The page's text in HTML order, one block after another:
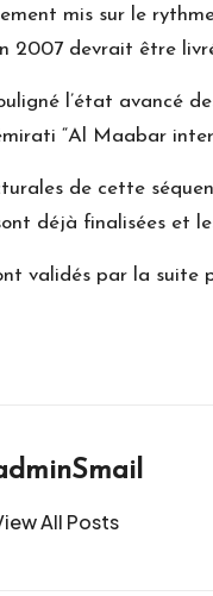
mis sur le
2007 devrait être
l’état avancé
“Al Maabar
de cette
déjà finalisées et
validés par la
All Posts